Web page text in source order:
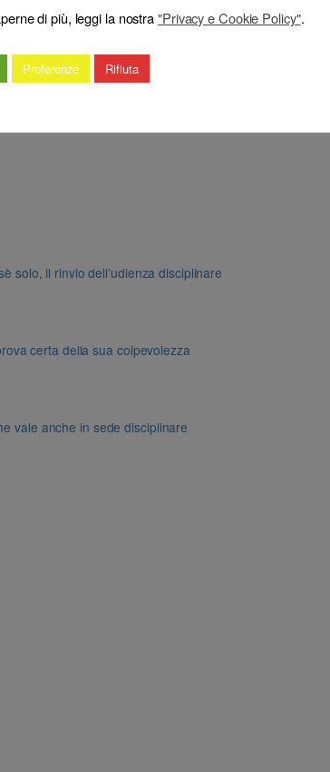
solo, il rinvio dell’udienza disciplinare
certa della sua colpevolezza
vale anche in sede disciplinare
di più, leggi la nostra"Privacy e Cookie Policy".
Preferenze Rifiuta